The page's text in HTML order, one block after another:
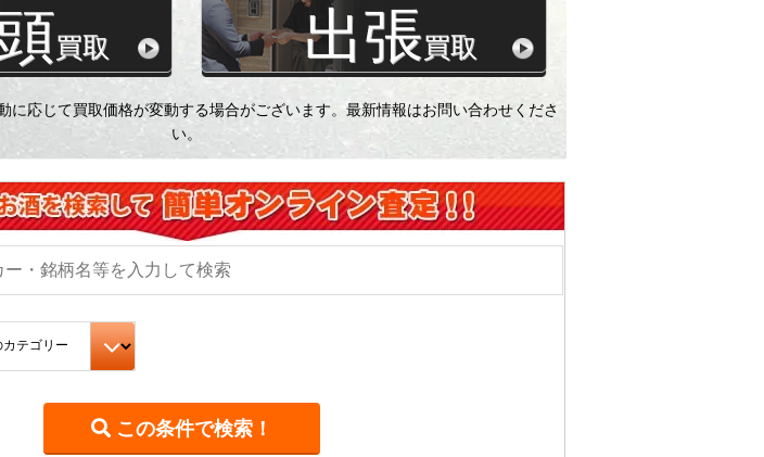
買取 出張買取
に応じて買取価格が変動する場合がございます。最新情報はお問い合わせくださ
い。